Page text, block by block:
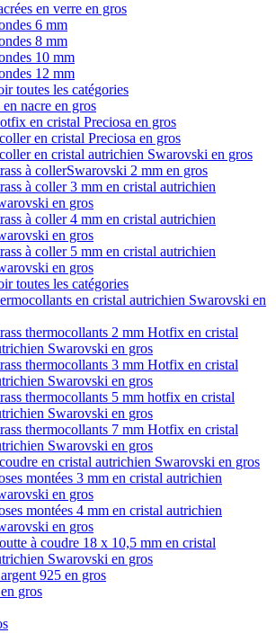
en verre en gros
6 mm
8 mm
10 mm
12 mm
toutes les catégories
nacre en gros
en cristal Preciosa en gros
en cristal Preciosa en gros
en cristal autrichien Swarovski en gros
à collerSwarovski 2 mm en gros
à coller 3 mm en cristal autrichien
en gros
à coller 4 mm en cristal autrichien
en gros
à coller 5 mm en cristal autrichien
en gros
toutes les catégories
en cristal autrichien Swarovski en
thermocollants 2 mm Hotfix en cristal
Swarovski en gros
thermocollants 3 mm Hotfix en cristal
Swarovski en gros
thermocollants 5 mm hotfix en cristal
Swarovski en gros
thermocollants 7 mm Hotfix en cristal
Swarovski en gros
en cristal autrichien Swarovski en gros
montées 3 mm en cristal autrichien
en gros
montées 4 mm en cristal autrichien
en gros
à coudre 18 x 10,5 mm en cristal
Swarovski en gros
925 en gros
gros